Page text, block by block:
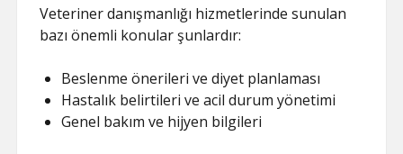
Veteriner danışmanlığı hizmetlerinde sunulan
bazı önemli konular şunlardır:
Beslenme önerileri ve diyet planlaması
Hastalık belirtileri ve acil durum yönetimi
Genel bakım ve hijyen bilgileri